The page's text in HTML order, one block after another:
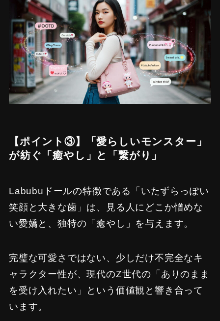
【ポイント③】「愛らしいモンスター」
が紡ぐ「癒やし」と「繋がり」
Labubuドールの特徴である「いたずらっぽい
笑顔と大きな歯」は、見る人にどこか憎めな
い愛嬌と、独特の「癒やし」を与えます。
完璧な可愛さではない、少しだけ不完全なキ
ャラクター性が、現代のZ世代の「ありのまま
を受け入れたい」という価値観と響き合って
います。